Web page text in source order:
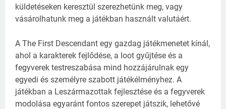
küldetéseken keresztül szerezhetünk meg, vagy
vásárolhatunk meg a játékban használt valutáért.
A The First Descendant egy gazdag játékmenetet kínál,
ahol a karakterek fejlődése, a loot gyűjtése és a
fegyverek testreszabása mind hozzájárulnak egy
egyedi és személyre szabott játékélményhez. A
játékban a Leszármazottak fejlesztése és a fegyverek
modolása egyaránt fontos szerepet játszik, lehetővé